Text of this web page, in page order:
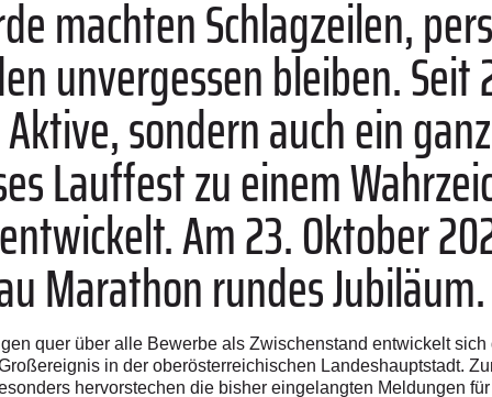
machten Schlagzeilen,
unvergessen bleiben.
sondern auch ein
Lauffest zu einem
Am 23. Oktober
Marathon rundes
quer über alle Bewerbe als Zwischenstand entwickelt
in der oberösterreichischen Landeshauptstadt.
hervorstechen die bisher eingelangten Meldungen